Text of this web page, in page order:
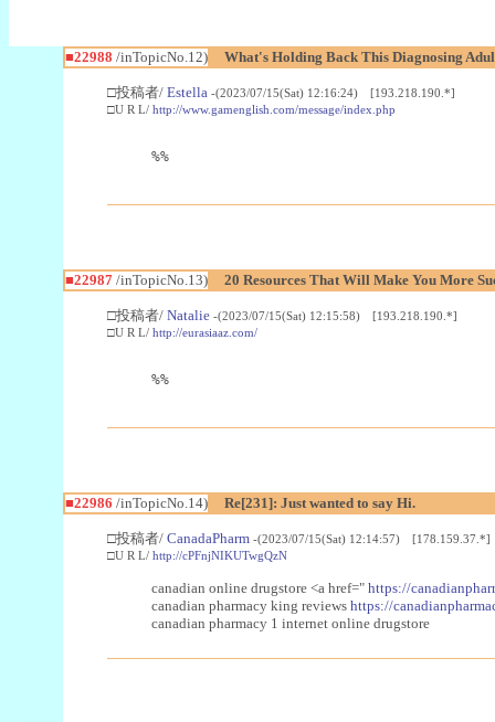
■22988 /inTopicNo.12) What's Holding Back This Diagnosing
□投稿者/ Estella -(2023/07/15(Sat) 12:16:24) [193.218.190.*]
□U R L/ http://www.gamenglish.com/message/index.php
%%
■22987/inTopicNo.13) 20 Resources That Will Make You More
□投稿者/ Natalie -(2023/07/15(Sat) 12:15:58) [193.218.190.*]
□U R L/ http://eurasiaaz.com/
%%
■22986 /inTopicNo.14) Re[231]: Just wanted to say Hi.
□投稿者/ CanadaPharm -(2023/07/15(Sat) 12:14:57) [178.159.37.*]
□U R L/ http://cPFnjNIKUTwgQzN
canadian online drugstore <a href=" https://
canadian pharmacy king reviews https://
canadian pharmacy 1 internet online drugstore